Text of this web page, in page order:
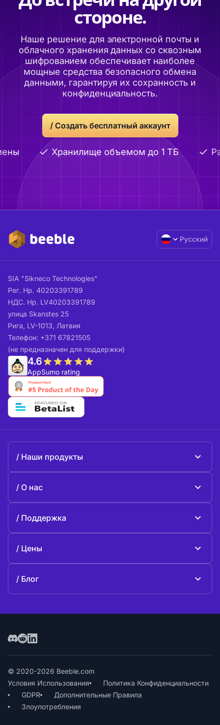
стороне.
Наше решение для электронной почты и
облачного хранения данных со сквозным
шифрованием обеспечивает наиболее
мощные средства безопасного обмена
данными, гарантируя их сохранность и
конфиденциальность.
/ Создать бесплатный аккаунт
Хранилище объемом до 1 ТБ
Русский
SIA "Sikneco Technologies"
Рег. Нр. 40203391789
НДС. Нр. LV40203391789
улица Skanstes 25
Рига, LV-1013, Латвия
Телефон: +371 67821505
(не предназначен для поддержки)
4.6
AppSumo rating
Наши продукты
О нас
История
Поддержка
Свяжитесь с нами
Цены
Блог
© 2020-2026 Beeble.com
Условия Использования
Политика Конфиденциальности
GDPR
Дополнительные Правила
Злоупотребления